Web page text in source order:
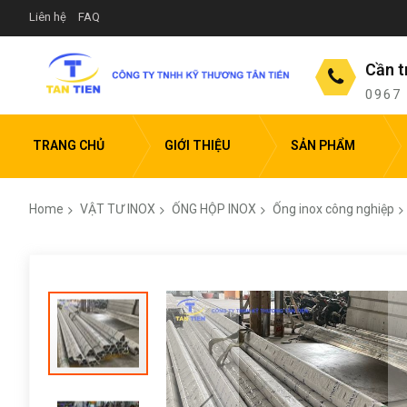
Liên hệ FAQ
Cần
0967
TRANG CHỦ GIỚI THIỆU SẢN PHẨM
Home VẬT TƯ INOX ỐNG HỘP INOX Ống inox công nghiệp
images
gallery